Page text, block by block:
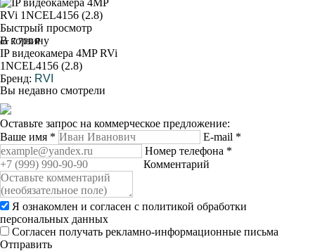
Быстрый просмотр
В корзину
от 7 700 ₽
IP видеокамера 4MP RVi
1NCEL4156 (2.8)
Бренд: RVI
Вы недавно смотрели
Оставьте запрос на коммерческое предложение:
Ваше имя * E-mail *
Номер телефона *
Комментарий
Я ознакомлен и согласен с политикой обработки
персональных данных
Согласен получать рекламно-информационные письма
Отправить